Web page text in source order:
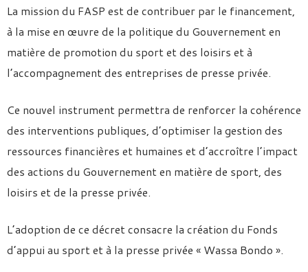
La mission du FASP est de contribuer par le financement,
à la mise en œuvre de la politique du Gouvernement en
matière de promotion du sport et des loisirs et à
l’accompagnement des entreprises de presse privée.
Ce nouvel instrument permettra de renforcer la cohérence
des interventions publiques, d’optimiser la gestion des
ressources financières et humaines et d’accroître l’impact
des actions du Gouvernement en matière de sport, des
loisirs et de la presse privée.
L’adoption de ce décret consacre la création du Fonds
d’appui au sport et à la presse privée « Wassa Bondo ».